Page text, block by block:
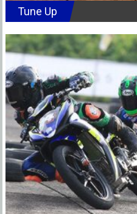
Tune Up